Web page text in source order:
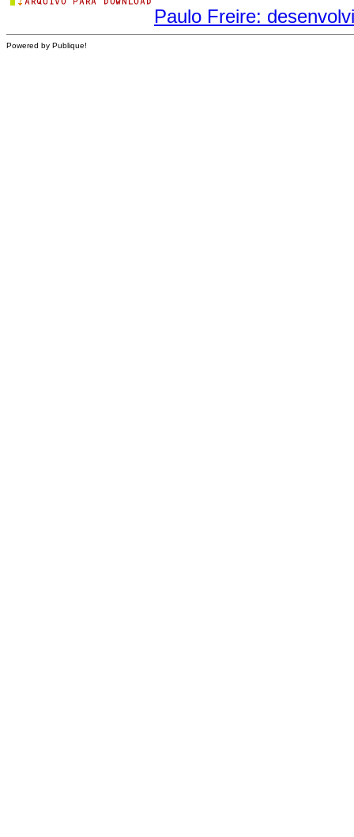
Paulo Freire:
Powered by Publique!